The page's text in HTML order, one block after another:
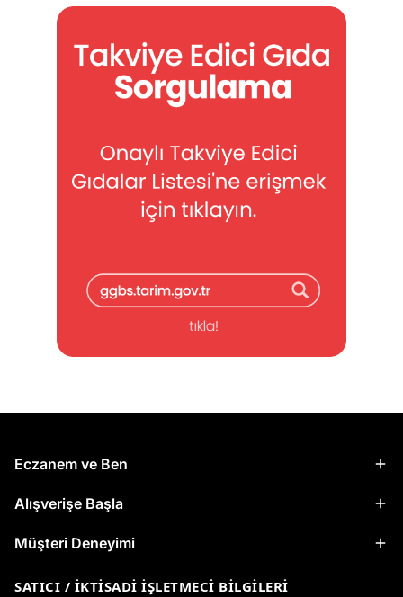
Eczanem ve Ben
Alışverişe Başla
Müşteri Deneyimi
SATICI / İKTISADI İŞLETMECI BILGILERI